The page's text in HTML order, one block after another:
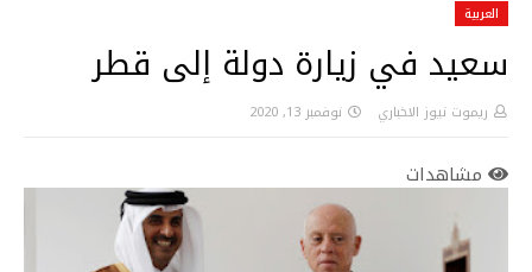
العربية
سعيد في زيارة دولة إلى قطر
ريموت نيوز الاخباري نوفمبر 13, 2020
مشاهدات